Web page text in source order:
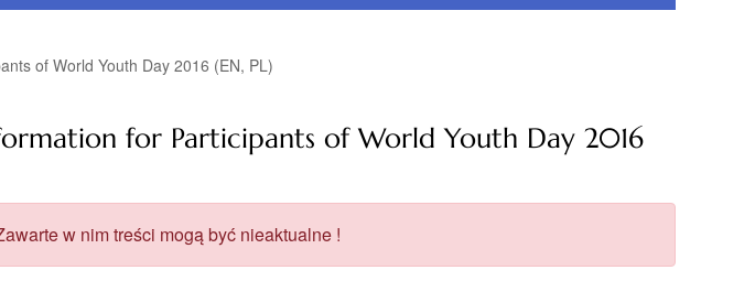
of World Youth Day 2016 (EN, PL)
for Participants of World Youth Day 2016
w nim treści mogą być nieaktualne !